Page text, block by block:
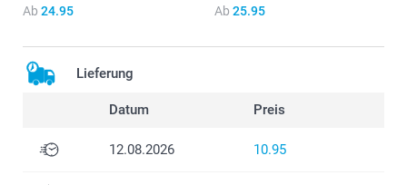
Ab 24.95 Ab 25.95
Lieferung
Datum Preis
12.08.2026 10.95